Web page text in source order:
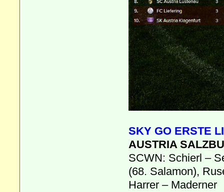
SKY GO ERSTE
AUSTRIA
SCWN: Schierl –
(68. Salamon),
Harrer – Maderner